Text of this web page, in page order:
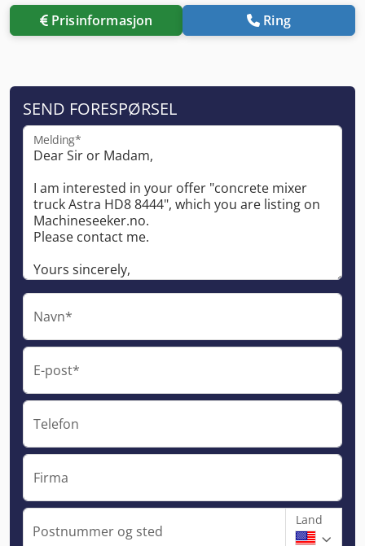
Prisinformasjon Ring
SEND FORESPØRSEL
Melding*
Navn*
E-post*
Telefon
Firma
Postnummer og sted
Land